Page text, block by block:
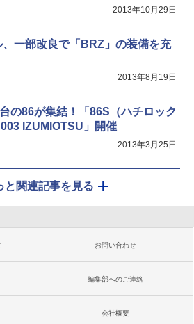
2013年10月29日
、一部改良で「BRZ」の装備を充
2013年8月19日
の86が集結！「86S（ハチロック
IZUMIOTSU」開催
2013年3月25日
と関連記事を見る
お問い合わせ
編集部へのご連絡
会社概要